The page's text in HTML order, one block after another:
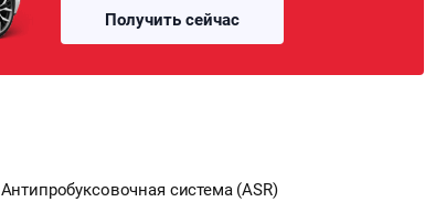
Получить сейчас
Антипробуксовочная система (ASR)